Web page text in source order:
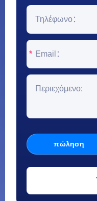
*
πώληση